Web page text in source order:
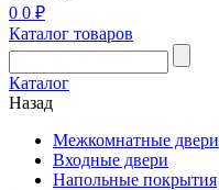
0 0 ₽
Каталог товаров
Каталог
Назад
Межкомнатные двери
Входные двери
Напольные покрытия